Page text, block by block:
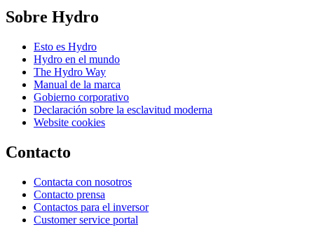
Sobre Hydro
Esto es Hydro
Hydro en el mundo
The Hydro Way
Manual de la marca
Gobierno corporativo
Declaración sobre la esclavitud moderna
Website cookies
Contacto
Contacta con nosotros
Contacto prensa
Contactos para el inversor
Customer service portal